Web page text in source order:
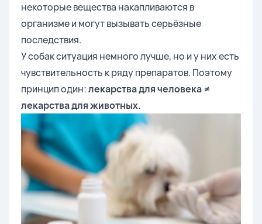
некоторые вещества накапливаются в
организме и могут вызывать серьёзные
последствия.
У собак ситуация немного лучше, но и у них есть
чувствительность к ряду препаратов. Поэтому
принцип один:лекарства для человека ≠
лекарства для животных.